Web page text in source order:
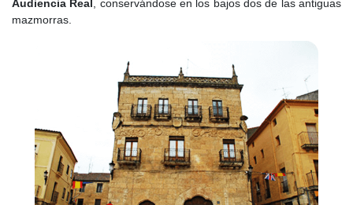
Audiencia Real , conservándose en los bajos dos de las antiguas
mazmorras.